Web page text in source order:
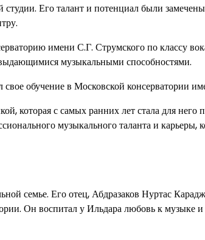
Его талант и потенциал были
имени С.Г. Струмского по классу
музыкальными способностями.
обучение в Московской консерватории
которая с самых ранних лет стала для него
музыкального таланта и карьеры,
семье. Его отец, Абдразаков Нуртас
Он воспитал у Ильдара любовь к музыке